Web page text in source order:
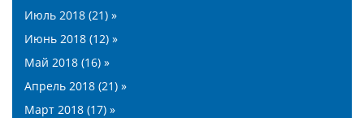
Июль 2018 (21) »
Июнь 2018 (12) »
Май 2018 (16) »
Апрель 2018 (21) »
Март 2018 (17) »